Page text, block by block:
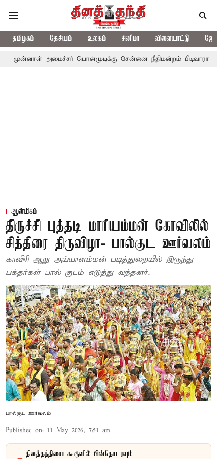
தமிழகம் தேசியம் உலகம் சினிமா விளையாட்டு
அமைச்சர் பொன்முடிக்கு சென்னை நீதிமன்றம் பிடிவாராண்ட்
ஆன்மிகம்
திருச்சி புத்தடி மாரியம்மன் கோவிலில்
சித்திரை திருவிழா- பால்குட ஊர்வலம்
காவிரி ஆறு அய்யாளம்மன் படித்துறையில் இருந்து
பக்தர்கள் பால் குடம் எடுத்து வந்தனர்.
பால்குட ஊர்வலம்
Published on: 11 May 2026, 7:51 am
தினத்தந்தியை கூகுளில் பின்தொடரவும்